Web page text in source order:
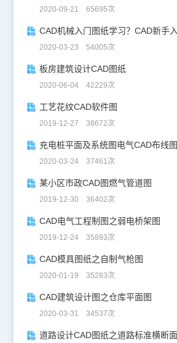
2020-09-21 65695次
2020-03-23 54005次
板房建筑设计CAD图纸
2020-06-04 42229次
工艺花纹CAD软件图
2019-12-27 38672次
充电桩平面及系统图电气CAD布线图
2020-03-24 37461次
某小区市政CAD图燃气管道图
2019-12-30 36402次
CAD电气工程制图之弱电桥架图
2019-12-24 35893次
CAD模具图纸之自制气枪图
2020-01-19 35283次
CAD建筑设计图之仓库平面图
2020-03-31 34537次